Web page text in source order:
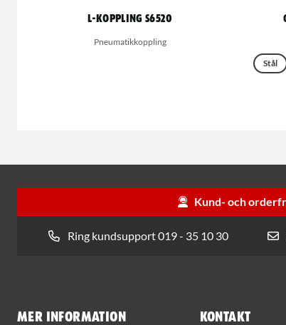
L-koppling S6520
Pneumatikkoppling
Stål
Kund- och
Ring kundsupport 019 - 35 10 30
Mer information Kontakt